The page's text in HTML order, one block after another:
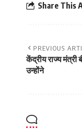
Share This
PREVIOUS
केंद्रीय राज्य मंत्री
उन्होंने